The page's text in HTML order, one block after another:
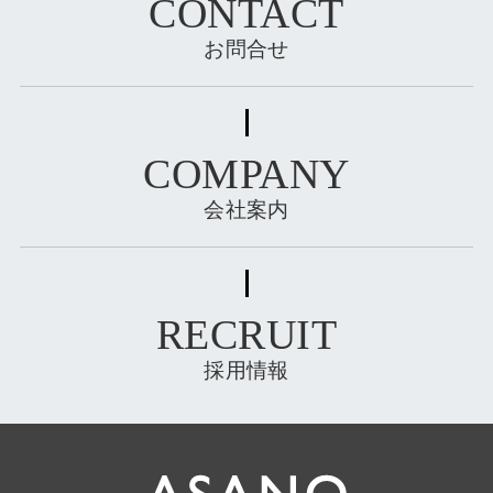
CONTACT
お問合せ
COMPANY
会社案内
RECRUIT
採用情報